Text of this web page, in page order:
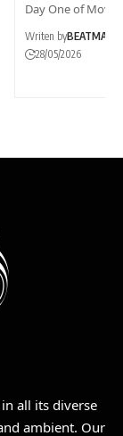
Day One of
Writen byBEATMAG
28/05/2026
all its diverse
ambient. Our